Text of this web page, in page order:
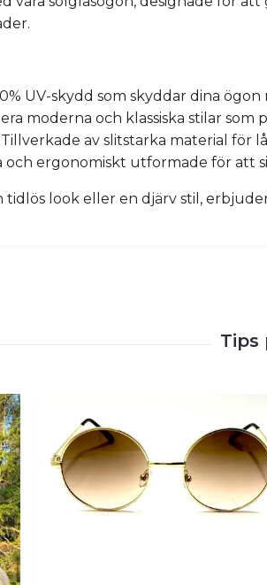
UV-skydd som skyddar dina
moderna och klassiska stilar som
Tillverkade av slitstarka material för
och ergonomiskt utformade för att
look eller en djärv stil,